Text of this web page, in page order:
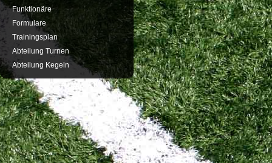
Funktionäre
Formulare
Trainingsplan
Abteilung Turnen
Abteilung Kegeln